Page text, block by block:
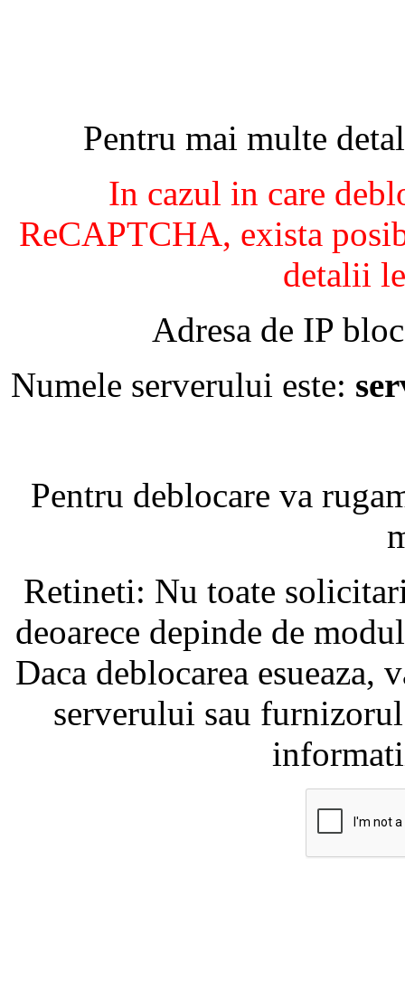
Pentru mai multe
In cazul in care
ReCAPTCHA, exista
detalii
Adresa de IP
Numele serverului este:
Pentru deblocare va
Retineti: Nu toate
deoarece depinde de
Daca deblocarea
serverului sau